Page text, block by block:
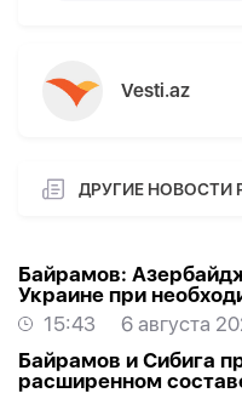
Vesti.az
ДРУГИЕ НОВОСТИ
Байрамов:
Украине при
15:43
6 августа
Байрамов и Сибига
расширенном